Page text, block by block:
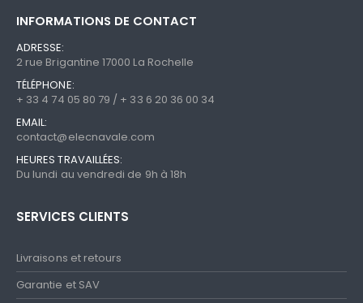
INFORMATIONS DE CONTACT
ADRESSE:
2 rue Brigantine 17000 La Rochelle
TÉLÉPHONE:
+ 33 4 74 05 80 79 / + 33 6 20 36 00 34
EMAIL:
contact@elecnavale.com
HEURES TRAVAILLÉES:
Du lundi au vendredi de 9h à 18h
SERVICES CLIENTS
Livraisons et retours
Garantie et SAV